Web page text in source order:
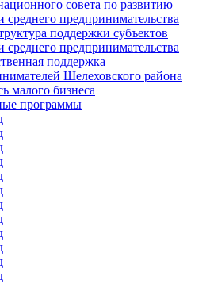
совета по развитию
среднего предпринимательства
поддержки субъектов
среднего предпринимательства
поддержка
Шелеховского района
малого бизнеса
программы